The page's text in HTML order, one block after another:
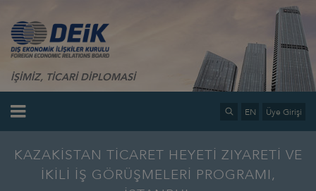
İŞİMİZ, TİCARİ DİPLOMASİ
EN Üye Girişi
KAZAKİSTAN TİCARET HEYETİ ZIYARETİ VE
İKİLİ İŞ GÖRÜŞMELERİ PROGRAMI,